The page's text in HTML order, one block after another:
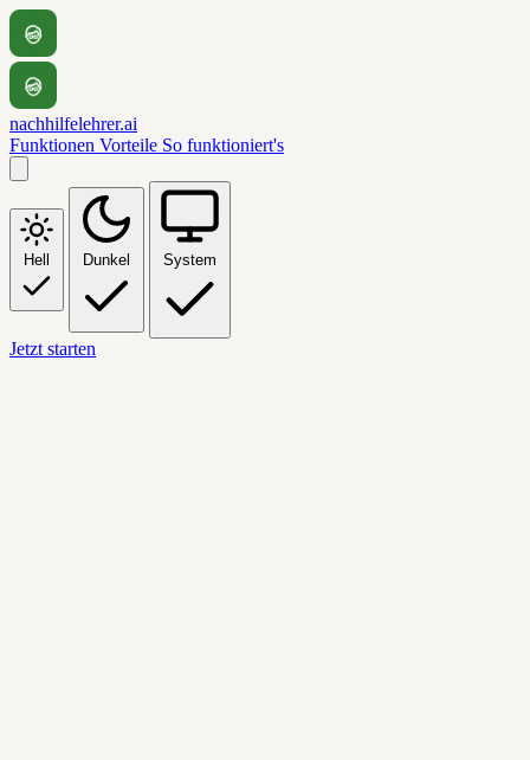
nachhilfelehrer.ai
Funktionen Vorteile So funktioniert's
Hell Dunkel System
Jetzt starten